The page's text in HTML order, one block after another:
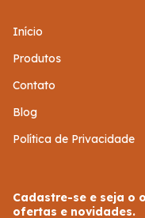
Início
Produtos
Contato
Blog
Política de Privacidade
Cadastre-se e seja o
ofertas e novidades.